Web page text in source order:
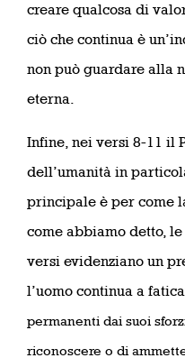
creare qualcosa di
ciò che continua è
non può guardare alla
eterna.
Infine, nei versi 8-11 il
dell’umanità in
principale è per come
come abbiamo detto,
versi evidenziano un
l’uomo continua a
permanenti dai suoi
riconoscere o di